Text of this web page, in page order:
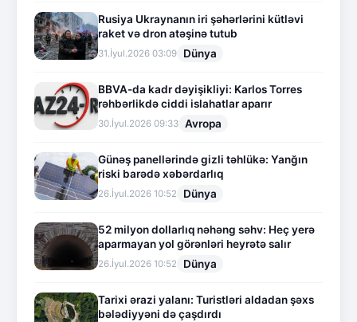
Rusiya Ukraynanın iri şəhərlərini kütləvi
raket və dron atəşinə tutub
31.İyul.2026 03:09 Dünya
BBVA-da kadr dəyişikliyi: Karlos Torres
rəhbərlikdə ciddi islahatlar aparır
30.İyul.2026 09:33 Avropa
Günəş panellərində gizli təhlükə: Yanğın
riski barədə xəbərdarlıq
26.İyul.2026 10:52 Dünya
52 milyon dollarlıq nəhəng səhv: Heç yerə
aparmayan yol görənləri heyrətə salır
26.İyul.2026 10:52 Dünya
Tarixi ərazi yalanı: Turistləri aldadan şəxs
bələdiyyəni də çaşdırdı